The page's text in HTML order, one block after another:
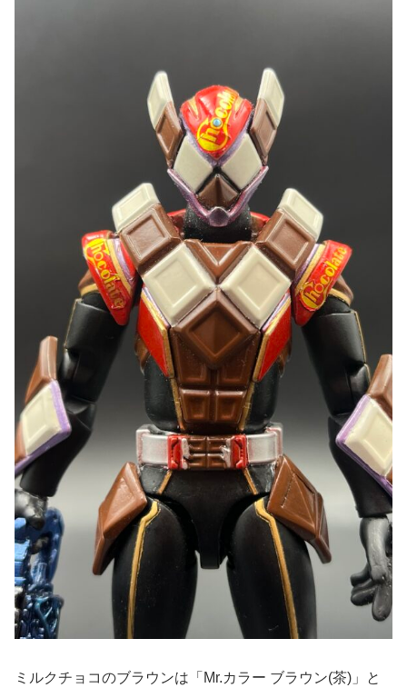
ミルクチョコのブラウンは「Mr.カラー ブラウン(茶)」と